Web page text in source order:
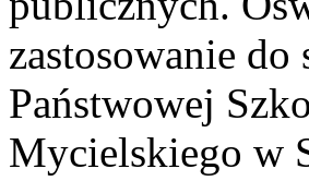
zastosowanie
Państwowej
Mycielskiego w